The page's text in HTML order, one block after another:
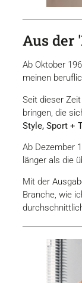
Aus der
Ab Oktober
meinen
Seit dieser
bringen, die
Style, Sport +
Ab Dezember
länger als die
Mit der
Branche, wie